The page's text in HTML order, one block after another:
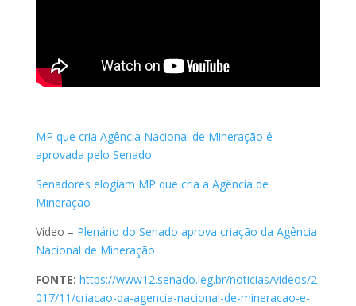
MP que cria Agência Nacional de Mineração é
aprovada pelo Senado
Senadores elogiam MP que cria a Agência de
Mineração
Vídeo – Plenário do Senado aprova criação da Agência
Nacional de Mineração
FONTE: https://www12.senado.leg.br/noticias/videos/2
017/11/criacao-da-agencia-nacional-de-mineracao-e-